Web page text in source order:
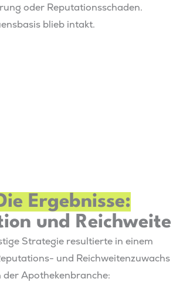
oder Reputationsschaden.
blieb intakt.
Ergebnisse:
und Reichweite
Strategie resultierte in einem
und Reichweitenzuwachs
der Apothekenbranche: